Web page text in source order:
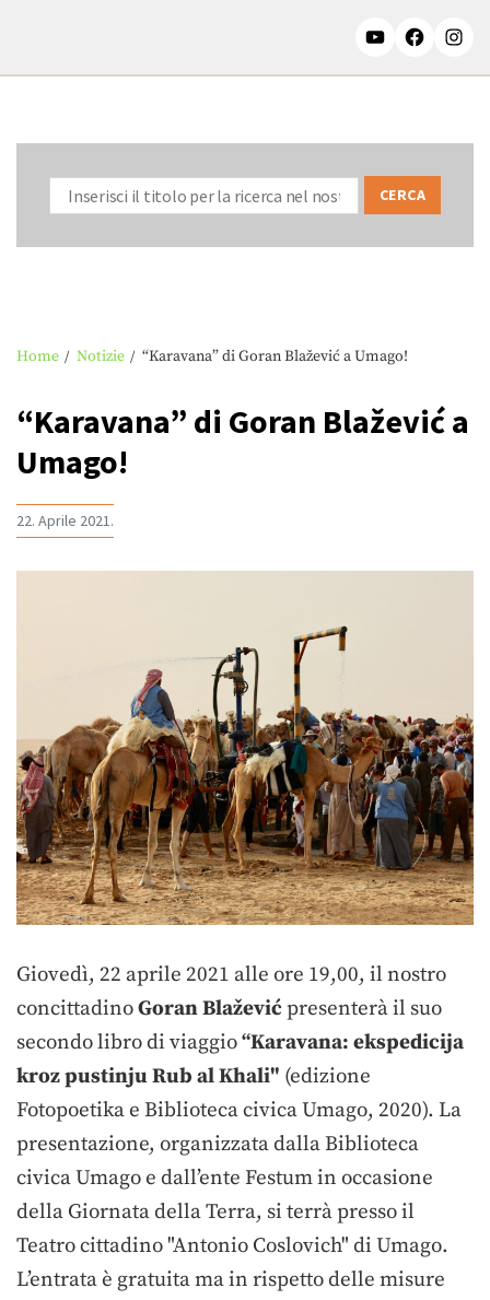
Home Notizie “Karavana” di Goran Blažević a Umago!
“Karavana” di Goran Blažević a
Umago!
22. Aprile 2021.
Giovedì, 22 aprile 2021 alle ore 19,00, il nostro
concittadinoGoran Blažević presenterà il suo
secondo libro di viaggio“Karavana: ekspedicija
kroz pustinju Rub al Khali" (edizione
Fotopoetika e Biblioteca civica Umago, 2020). La
presentazione, organizzata dalla Biblioteca
civica Umago e dall’ente Festum in occasione
della Giornata della Terra, si terrà presso il
Teatro cittadino "Antonio Coslovich" di Umago.
L’entrata è gratuita ma in rispetto delle misure